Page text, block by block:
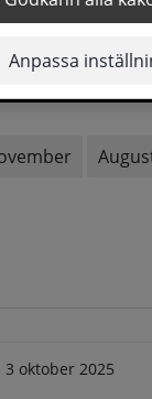
Anpassa
April Mars
3 oktober 2025